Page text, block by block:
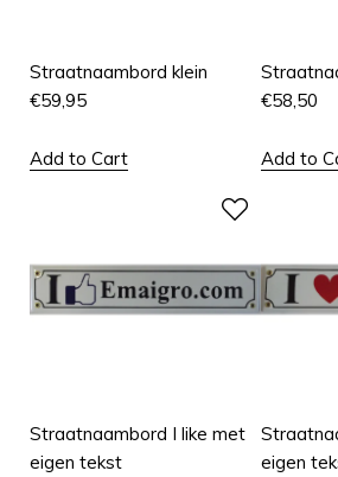
Straatnaambord klein
€59,95
Add to Cart
€58,50
Add to
Straatnaambord I like met
eigen tekst
eigen